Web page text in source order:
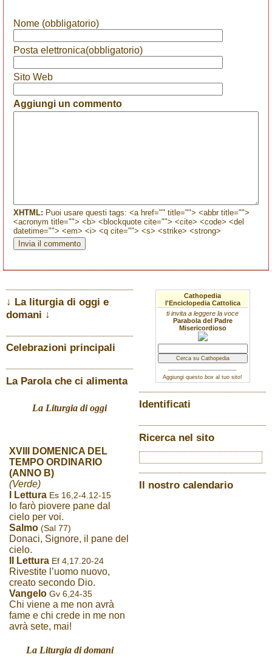
Nome (obbligatorio)
Posta elettronica(obbligatorio)
Sito Web
Aggiungi un commento
XHTML: Puoi usare questi tags: <a href="" title=""> <abbr title="">
<acronym title=""> <b> <blockquote cite=""> <cite> <code> <del
datetime=""> <em> <i> <q cite=""> <s> <strike> <strong>
↓ La liturgia di oggi e
domani ↓
Celebrazioni principali
La Parola che ci alimenta
La Liturgia di oggi
XVIII DOMENICA DEL
TEMPO ORDINARIO
(ANNO B)
(Verde)
I Lettura Es 16,2-4.12-15
Io farò piovere pane dal
cielo per voi.
Salmo (Sal 77)
Donaci, Signore, il pane del
cielo.
II Lettura Ef 4,17.20-24
Rivestite l’uomo nuovo,
creato secondo Dio.
Vangelo Gv 6,24-35
Chi viene a me non avrà
fame e chi crede in me non
avrà sete, mai!
La Liturgia di domani
Cathopedia
l'Enciclopedia Cattolica
ti invita a leggere la voce
Parabola del Padre
Misericordioso
Aggiungi questo box al tuo sito!
Identificati
Ricerca nel sito
Il nostro calendario